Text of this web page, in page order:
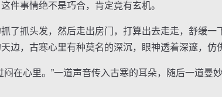
件事情绝不是巧合，肯定竟有玄机。
抓头发，然后走出房门，打算出去走走，舒缓一
边，古寒心里有种莫名的深沉，眼神透着深邃，仿
心里。”一道声音传入古寒的耳朵，随后一道曼